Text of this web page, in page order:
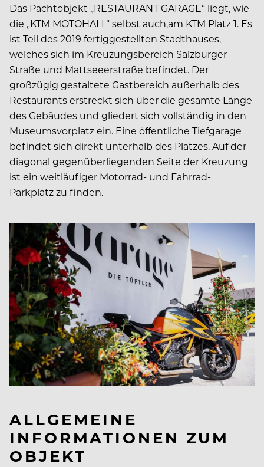
Das Pachtobjekt „RESTAURANT GARAGE“ liegt, wie
die „KTM MOTOHALL“ selbst auch,am KTM Platz 1. Es
ist Teil des 2019 fertiggestellten Stadthauses,
welches sich im Kreuzungsbereich Salzburger
Straße und Mattseeerstraße befindet. Der
großzügig gestaltete Gastbereich außerhalb des
Restaurants erstreckt sich über die gesamte Länge
des Gebäudes und gliedert sich vollständig in den
Museumsvorplatz ein. Eine öffentliche Tiefgarage
befindet sich direkt unterhalb des Platzes. Auf der
diagonal gegenüberliegenden Seite der Kreuzung
ist ein weitläufiger Motorrad- und Fahrrad-
Parkplatz zu finden.
ALLGEMEINE
INFORMATIONEN ZUM
OBJEKT